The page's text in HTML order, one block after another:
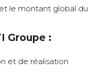
le montant global
Groupe :
et de réalisation